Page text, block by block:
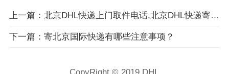
上一篇：北京DHL快递上门取件电话,北京DHL快递寄茶叶的运费是多少？
下一篇：寄北京国际快递有哪些注意事项？